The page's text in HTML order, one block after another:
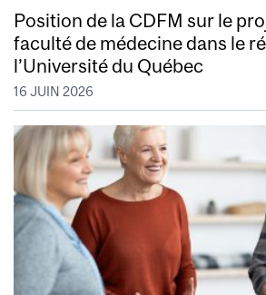
Position de la CDFM sur le
faculté de médecine dans le
l’Université du Québec
16 JUIN 2026